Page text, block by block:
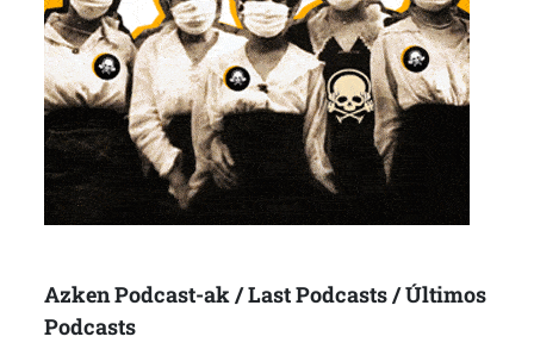
Azken Podcast-ak / Last Podcasts / Últimos
Podcasts